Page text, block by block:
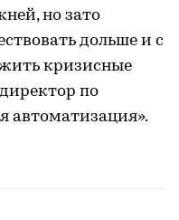
но зато
дольше и с
кризисные
по
автоматизация».